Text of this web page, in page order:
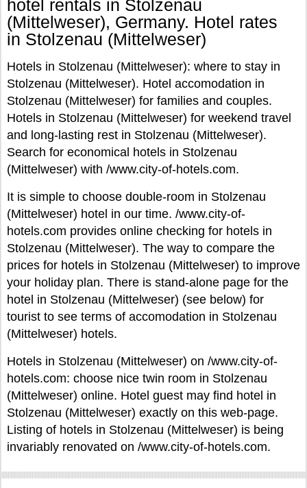
hotel rentals in Stolzenau
(Mittelweser), Germany. Hotel rates
in Stolzenau (Mittelweser)
Hotels in Stolzenau (Mittelweser): where to stay in
Stolzenau (Mittelweser). Hotel accomodation in
Stolzenau (Mittelweser) for families and couples.
Hotels in Stolzenau (Mittelweser) for weekend travel
and long-lasting rest in Stolzenau (Mittelweser).
Search for economical hotels in Stolzenau
(Mittelweser) with /www.city-of-hotels.com.
It is simple to choose double-room in Stolzenau
(Mittelweser) hotel in our time. /www.city-of-
hotels.com provides online checking for hotels in
Stolzenau (Mittelweser). The way to compare the
prices for hotels in Stolzenau (Mittelweser) to improve
your holiday plan. There is stand-alone page for the
hotel in Stolzenau (Mittelweser) (see below) for
tourist to see terms of accomodation in Stolzenau
(Mittelweser) hotels.
Hotels in Stolzenau (Mittelweser) on /www.city-of-
hotels.com: choose nice twin room in Stolzenau
(Mittelweser) online. Hotel guest may find hotel in
Stolzenau (Mittelweser) exactly on this web-page.
Listing of hotels in Stolzenau (Mittelweser) is being
invariably renovated on /www.city-of-hotels.com.